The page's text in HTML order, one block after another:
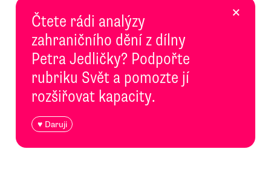
Čtete rádi analýzy
zahraničního dění z dílny
Petra Jedličky? Podpořte
rubriku Svět a pomozte jí
rozšiřovat kapacity.
♥ Daruji
×